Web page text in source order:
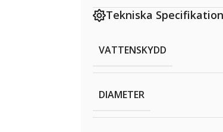
Tekniska
VATTENSKYDD
DIAMETER